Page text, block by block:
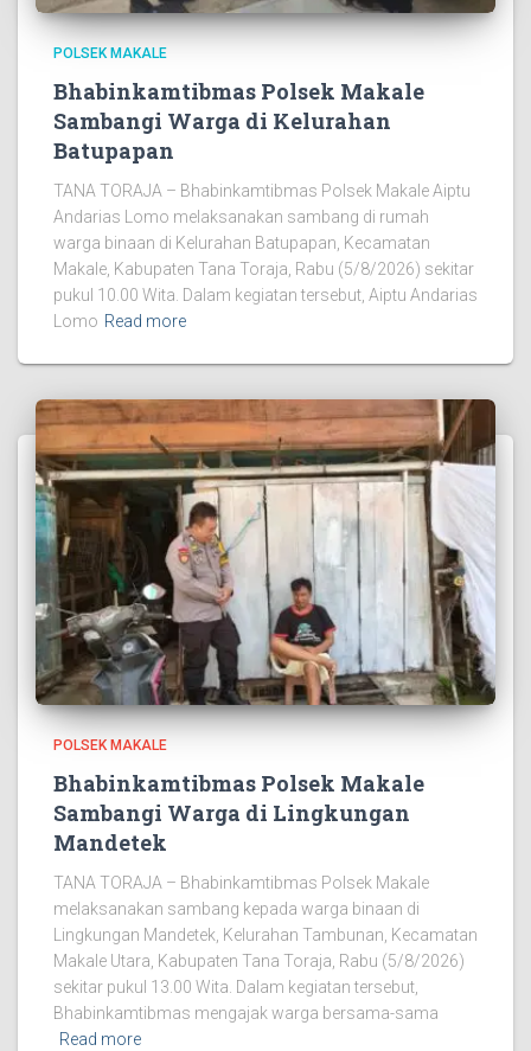
POLSEK MAKALE
Bhabinkamtibmas Polsek Makale
Sambangi Warga di Kelurahan
Batupapan
TANA TORAJA – Bhabinkamtibmas Polsek Makale Aiptu
Andarias Lomo melaksanakan sambang di rumah
warga binaan di Kelurahan Batupapan, Kecamatan
Makale, Kabupaten Tana Toraja, Rabu (5/8/2026) sekitar
pukul 10.00 Wita. Dalam kegiatan tersebut, Aiptu Andarias
Lomo Read more
POLSEK MAKALE
Bhabinkamtibmas Polsek Makale
Sambangi Warga di Lingkungan
Mandetek
TANA TORAJA – Bhabinkamtibmas Polsek Makale
melaksanakan sambang kepada warga binaan di
Lingkungan Mandetek, Kelurahan Tambunan, Kecamatan
Makale Utara, Kabupaten Tana Toraja, Rabu (5/8/2026)
sekitar pukul 13.00 Wita. Dalam kegiatan tersebut,
Bhabinkamtibmas mengajak warga bersama-sama
Read more